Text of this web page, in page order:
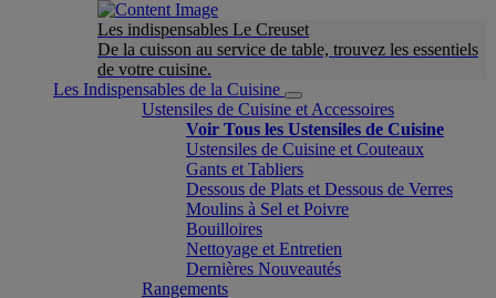
Les indispensables Le Creuset
De la cuisson au service de table, trouvez les essentiels
de votre cuisine.
Les Indispensables de la Cuisine
Ustensiles de Cuisine et Accessoires
Voir Tous les Ustensiles de Cuisine
Ustensiles de Cuisine et Couteaux
Gants et Tabliers
Dessous de Plats et Dessous de Verres
Moulins à Sel et Poivre
Bouilloires
Nettoyage et Entretien
Dernières Nouveautés
Rangements